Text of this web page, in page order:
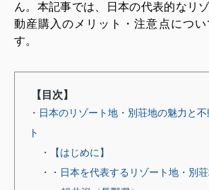
ん。本記事では、日本の代表的なリ
動産購入のメリット・注意点につい
す。
【目次】
・日本のリゾート地・別荘地の魅力と
ト
・【はじめに】
・・日本を代表するリゾート地・別